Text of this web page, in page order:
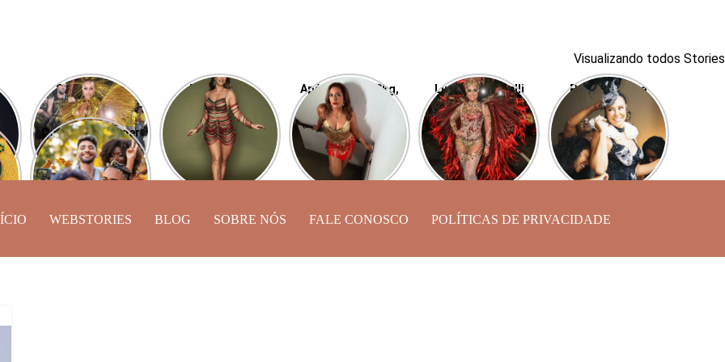
Visualizando todos Stories
Sabrina Sato
esbanja carisma
desfilando pela
Vila Isabel
Desfile das
Campeãs: Paolla
Oliveira será
comentarista da
transmissão
Após perder 40kg,
Camila Moura, ex
de Lucas Buda,
exibe novo shape
Luciana Picorelli
luta contra a
depressão em sua
volta à Sapucaí
Paolla Oliveira
surge linda para o
Cordão da Bola
Preta
Como se proteger
do caos astral
neste Carnaval?
WEBSTORIES BLOG SOBRE NÓS FALE CONOSCO POLÍTICAS DE PRIVACIDADE